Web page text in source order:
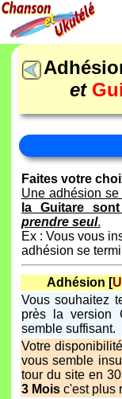
et
Faites votre
Une adhésion
la Guitare
prendre seul.
Ex : Vous vous
adhésion se
Adhésion [
Vous souhaitez
près la version
semble suffisant.
Votre
vous semble
tour du site en
3 Moisc'est plus